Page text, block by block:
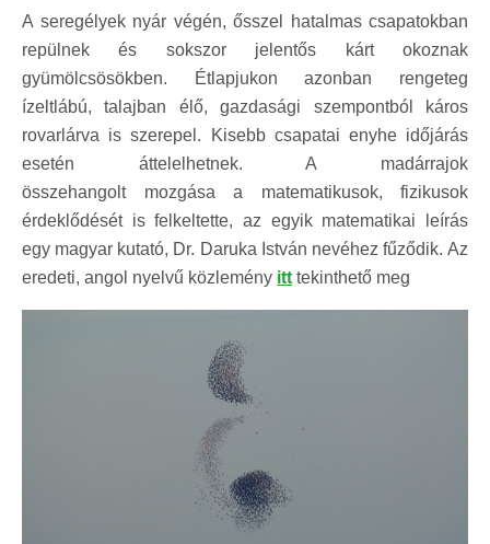
A seregélyek nyár végén, ősszel hatalmas csapatokban
repülnek és sokszor jelentős kárt okoznak
gyümölcsösökben. Étlapjukon azonban rengeteg
ízeltlábú, talajban élő, gazdasági szempontból káros
rovarlárva is szerepel. Kisebb csapatai enyhe időjárás
esetén áttelelhetnek. A madárrajok
összehangolt mozgása a matematikusok, fizikusok
érdeklődését is felkeltette, az egyik matematikai leírás
egy magyar kutató, Dr. Daruka István nevéhez fűződik. Az
eredeti, angol nyelvű közlemény itt tekinthető meg